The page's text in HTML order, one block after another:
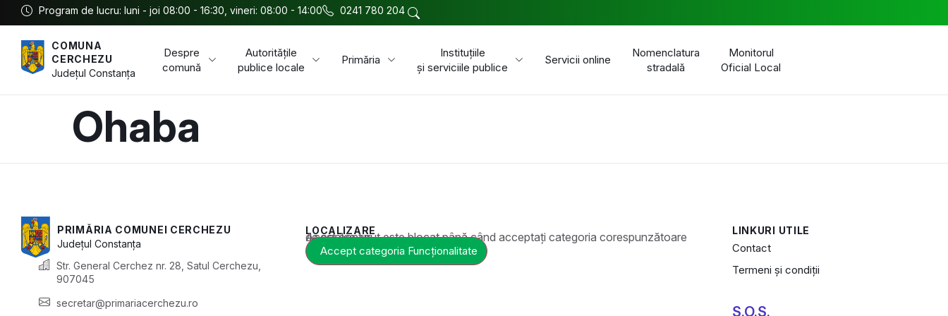
Program de lucru: luni - joi 08:00 - 16:30, vineri: 08:00 - 14:00 0241 780 204
COMUNA
CERCHEZU
JudețulConstanța
Despre
comună
Autoritățile
publice locale
Primăria
Instituțiile
și serviciile publice
Servicii online
Nomenclatura
stradală
Monitorul
Oficial Local
Ohaba
PRIMĂRIA COMUNEI CERCHEZU
JudețulConstanța
Str. General Cerchez nr. 28, Satul Cerchezu,
907045
secretar@primariacerchezu.ro
LOCALIZARE
Acest conținut este blocat până când acceptați categoria corespunzătoare de cookie-uri.
Accept categoria Funcționalitate
LINKURI UTILE
Contact
Termeni și condiții
S.O.S.